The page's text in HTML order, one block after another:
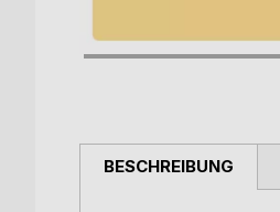
BESCHREIBUNG